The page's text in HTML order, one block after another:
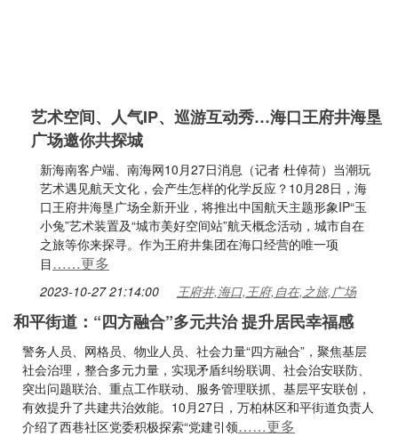
艺术空间、人气IP、巡游互动秀…海口王府井海垦
广场邀你共探城
新海南客户端、南海网10月27日消息（记者 杜倬荷）当潮玩
艺术遇见航天文化，会产生怎样的化学反应？10月28日，海
口王府井海垦广场全新开业，将推出中国航天主题形象IP“玉
小兔”艺术装置及“城市美好空间站”航天概念活动，城市自在
之旅等你来探寻。作为王府井集团在海口经营的唯一项
目……更多
2023-10-27 21:14:00 王府井,海口,王府,自在,之旅,广场
和平街道：“四方融合”多元共治 提升居民幸福感
警务人员、网格员、物业人员、社会力量“四方融合”，聚焦基层
社会治理，整合多元力量，实现矛盾纠纷联调、社会治安联防、
突出问题联治、重点工作联动、服务管理联抓、基层平安联创，
有效提升了共建共治效能。10月27日，万柏林区和平街道负责人
介绍了西巷社区党委积极探索“党建引领……更多